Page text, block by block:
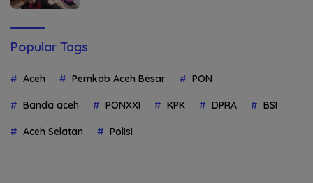
Popular Tags
Aceh Pemkab Aceh Besar PON
Banda aceh PONXXI KPK DPRA BSI
Aceh Selatan Polisi